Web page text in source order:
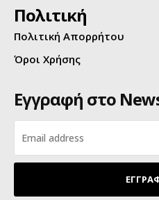
Πολιτική
Πολιτική Απορρήτου
Όροι Χρήσης
Εγγραφή στο